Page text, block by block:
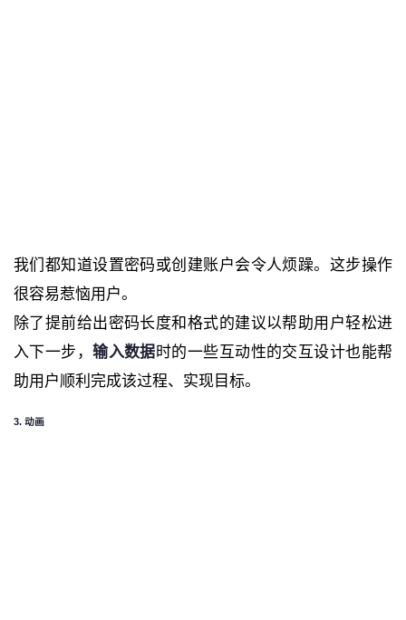
我们都知道设置密码或创建账户会令人烦躁。这步操作
很容易惹恼用户。
除了提前给出密码长度和格式的建议以帮助用户轻松进
入下一步，输入数据时的一些互动性的交互设计也能帮
助用户顺利完成该过程、实现目标。
3. 动画